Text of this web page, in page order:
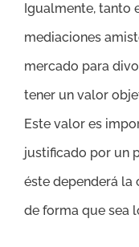
Igualmente, tanto
mediaciones
mercado para
tener un valor
Este valor es
justificado por un
éste dependerá la
de forma que sea